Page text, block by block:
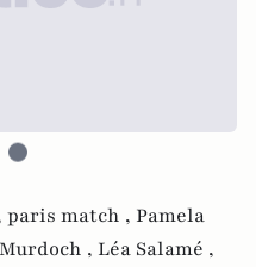
paris match , Pamela
, Léa Salamé ,